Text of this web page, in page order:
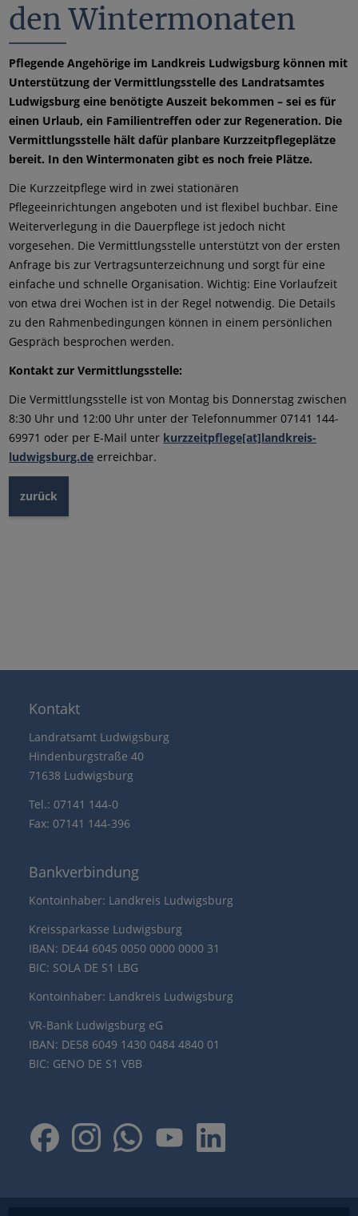
den Wintermonaten
Pflegende Angehörige im Landkreis Ludwigsburg können mit
Unterstützung der Vermittlungsstelle des Landratsamtes
Ludwigsburg eine benötigte Auszeit bekommen – sei es für
einen Urlaub, ein Familientreffen oder zur Regeneration. Die
Vermittlungsstelle hält dafür planbare Kurzzeitpflegeplätze
bereit. In den Wintermonaten gibt es noch freie Plätze.
Die Kurzzeitpflege wird in zwei stationären
Pflegeeinrichtungen angeboten und ist flexibel buchbar. Eine
Weiterverlegung in die Dauerpflege ist jedoch nicht
vorgesehen. Die Vermittlungsstelle unterstützt von der ersten
Anfrage bis zur Vertragsunterzeichnung und sorgt für eine
einfache und schnelle Organisation. Wichtig: Eine Vorlaufzeit
von etwa drei Wochen ist in der Regel notwendig. Die Details
zu den Rahmenbedingungen können in einem persönlichen
Gespräch besprochen werden.
Kontakt zur Vermittlungsstelle:
Die Vermittlungsstelle ist von Montag bis Donnerstag zwischen
8:30 Uhr und 12:00 Uhr unter der Telefonnummer 07141 144-
69971 oder per E-Mail unter kurzzeitpflege[at]landkreis-
ludwigsburg.de erreichbar.
zurück
Kontakt
Landratsamt Ludwigsburg
Hindenburgstraße 40
71638 Ludwigsburg
Tel.: 07141 144-0
Fax: 07141 144-396
Bankverbindung
Kontoinhaber: Landkreis Ludwigsburg
Kreissparkasse Ludwigsburg
IBAN: DE44 6045 0050 0000 0000 31
BIC: SOLA DE S1 LBG
Kontoinhaber: Landkreis Ludwigsburg
VR-Bank Ludwigsburg eG
IBAN: DE58 6049 1430 0484 4840 01
BIC: GENO DE S1 VBB